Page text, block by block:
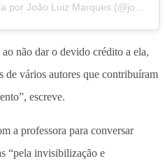
não dar o devido crédito a ela,
de vários autores que contribuíram
escreve.
a professora para conversar
“pela invisibilização e